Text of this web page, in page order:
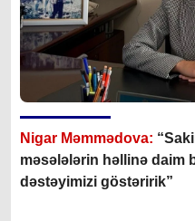
Nigar Məmmədova:
məsələlərin həllinə daim
dəstəyimizi göstəririk”